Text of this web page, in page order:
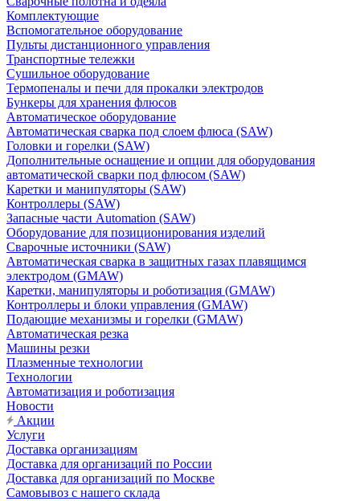
Комплектующие
Вспомогательное оборудование
Пульты дистанционного управления
Транспортные тележки
Сушильное оборудование
Термопеналы и печи для прокалки электродов
Бункеры для хранения флюсов
Автоматическое оборудование
Автоматическая сварка под слоем флюса (SAW)
Головки и горелки (SAW)
Дополнительные оснащение и опции для оборудования
автоматической сварки под флюсом (SAW)
Каретки и манипуляторы (SAW)
Контроллеры (SAW)
Запасные части Automation (SAW)
Оборудование для позиционирования изделий
Сварочные источники (SAW)
Автоматическая сварка в защитных газах плавящимся
электродом (GMAW)
Каретки, манипуляторы и роботизация (GMAW)
Контроллеры и блоки управления (GMAW)
Подающие механизмы и горелки (GMAW)
Автоматическая резка
Машины резки
Плазменные технологии
Технологии
Автоматизация и роботизация
Новости
Акции
Услуги
Доставка организациям
Доставка для организаций по России
Доставка для организаций по Москве
Самовывоз с нашего склада